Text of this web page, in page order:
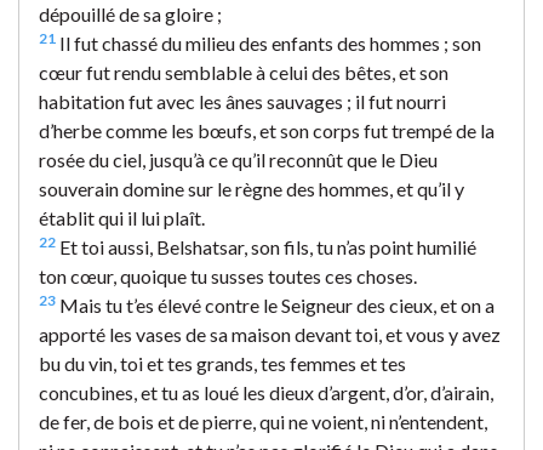
dépouillé de sa gloire ;
21 Il fut chassé du milieu des enfants des hommes ; son
cœur fut rendu semblable à celui des bêtes, et son
habitation fut avec les ânes sauvages ; il fut nourri
d’herbe comme les bœufs, et son corps fut trempé de la
rosée du ciel, jusqu’à ce qu’il reconnût que le Dieu
souverain domine sur le règne des hommes, et qu’il y
établit qui il lui plaît.
22 Et toi aussi, Belshatsar, son fils, tu n’as point humilié
ton cœur, quoique tu susses toutes ces choses.
23 Mais tu t’es élevé contre le Seigneur des cieux, et on a
apporté les vases de sa maison devant toi, et vous y avez
bu du vin, toi et tes grands, tes femmes et tes
concubines, et tu as loué les dieux d’argent, d’or, d’airain,
de fer, de bois et de pierre, qui ne voient, ni n’entendent,